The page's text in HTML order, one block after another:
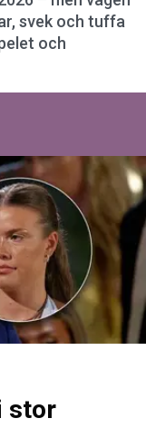
svek och tuffa
och
stor